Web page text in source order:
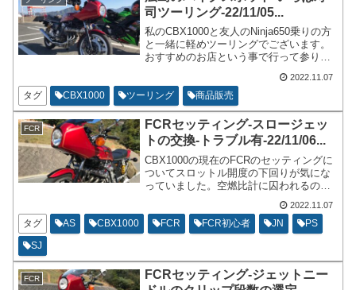
司ツーリング-22/11/05...
私のCBX1000と友人のNinja650乗りの方
と一緒に軽めツーリングでございます。
おすすめのお店という事で行って参りま
ざいます。海沿いでツーリングなどの中
間地点に組み込むには場所がよろしくな
いですがルートや時間を計算してぜひ行
ってみて欲しいなと思います。
2022.11.07
タグ CBX1000 ツーリング 商品販売
FCR
FCRセッティング-スロージェッ
トの交換-トラブル有-22/11/06...
CBX1000の現在のFCRのセッティングに
ついてスロットル開度の下回りが気にな
っていました。空燃比計に囚われるのは
開度1/16から1/8あたりのパーシャルで
10.5を指します。この状態が良いか悪い
かは不明です。
2022.11.07
タグ AS CBX1000 FCR FCR初心者 JN
PS
SJ
FCR
FCRセッティング-ジェットニー